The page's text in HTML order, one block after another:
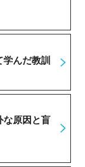
んだ教訓
な原因と盲